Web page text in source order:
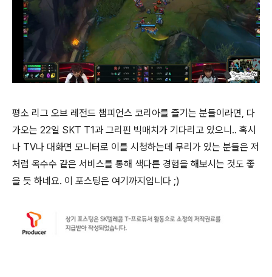
평소 리그 오브 레전드 챔피언스 코리아를 즐기는 분들이라면, 다
가오는 22일 SKT T1과 그리핀 빅매치가 기다리고 있으니.. 혹시
나 TV나 대화면 모니터로 이를 시청하는데 무리가 있는 분들은 저
처럼 옥수수 같은 서비스를 통해 색다른 경험을 해보시는 것도 좋
을 듯 하네요. 이 포스팅은 여기까지입니다 ;)